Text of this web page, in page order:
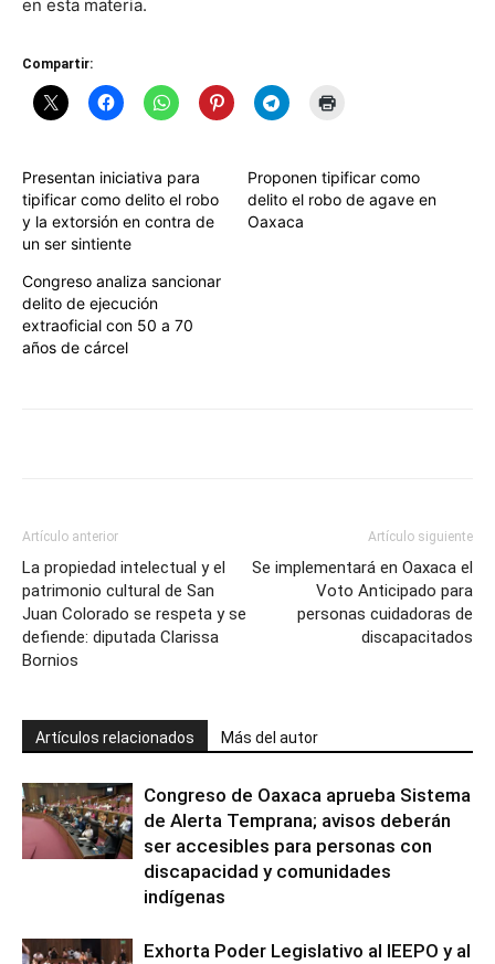
en esta materia.
Compartir:
Presentan iniciativa para
tipificar como delito el robo
y la extorsión en contra de
un ser sintiente
Proponen tipificar como
delito el robo de agave en
Oaxaca
Congreso analiza sancionar
delito de ejecución
extraoficial con 50 a 70
años de cárcel
Artículo anterior
La propiedad intelectual y el
patrimonio cultural de San
Juan Colorado se respeta y se
defiende: diputada Clarissa
Bornios
Artículo siguiente
Se implementará en Oaxaca el
Voto Anticipado para
personas cuidadoras de
discapacitados
Artículos relacionados Más del autor
Congreso de Oaxaca aprueba Sistema
de Alerta Temprana; avisos deberán
ser accesibles para personas con
discapacidad y comunidades
indígenas
Exhorta Poder Legislativo al IEEPO y al